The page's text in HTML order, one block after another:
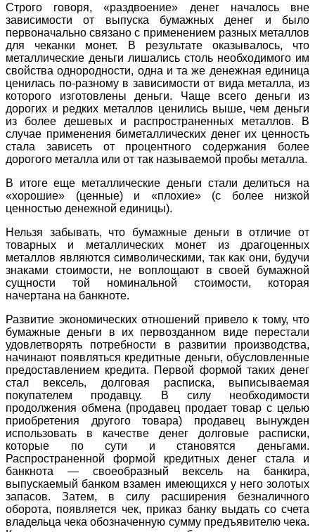
Строго говоря, «раздвоение» денег началось вне
зависимости от выпуска бумажных денег и было
первоначально связано с применением разных металлов
для чеканки монет. В результате оказывалось, что
металлические деньги лишались столь необходимого им
свойства однородности, одна и та же денежная единица
ценилась по-разному в зависимости от вида металла, из
которого изготовлены деньги. Чаще всего деньги из
дорогих и редких металлов ценились выше, чем деньги
из более дешевых и распространенных металлов. В
случае применения биметаллических денег их ценность
стала зависеть от процентного содержания более
дорогого металла или от так называемой пробы металла.
В итоге еще металлические деньги стали делиться на
«хорошие» (ценные) и «плохие» (с более низкой
ценностью денежной единицы).
Нельзя забывать, что бумажные деньги в отличие от
товарных и металлических монет из драгоценных
металлов являются символическими, так как они, будучи
знаками стоимости, не воплощают в своей бумажной
сущности той номинальной стоимости, которая
начертана на банкноте.
Развитие экономических отношений привело к тому, что
бумажные деньги в их первозданном виде перестали
удовлетворять потребности в развитии производства,
начинают появляться кредитные деньги, обусловленные
предоставлением кредита. Первой формой таких денег
стал вексель, долговая расписка, выписываемая
покупателем продавцу. В силу необходимости
продолжения обмена (продавец продает товар с целью
приобретения другого товара) продавец вынужден
использовать в качестве денег долговые расписки,
которые по сути и становятся деньгами.
Распространенной формой кредитных денег стала и
банкнота — своеобразный вексель на банкира,
выпускаемый банком взамен имеющихся у него золотых
запасов. Затем, в силу расширения безналичного
оборота, появляется чек, приказ банку выдать со счета
владельца чека обозначенную сумму предъявителю чека.